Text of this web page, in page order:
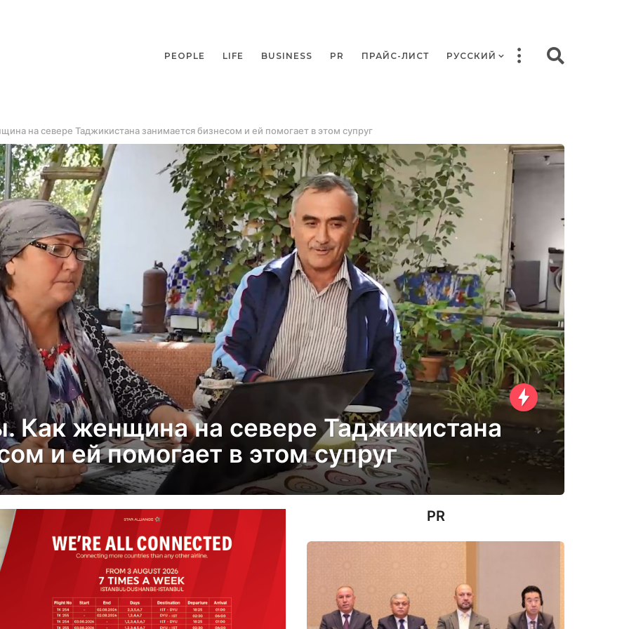
PEOPLE LIFE BUSINESS PR ПРАЙС-ЛИСТ РУССКИЙ
на севере Таджикистана занимается бизнесом и ей помогает в этом супруг
Как женщина на севере Таджикистана
и ей помогает в этом супруг
PR